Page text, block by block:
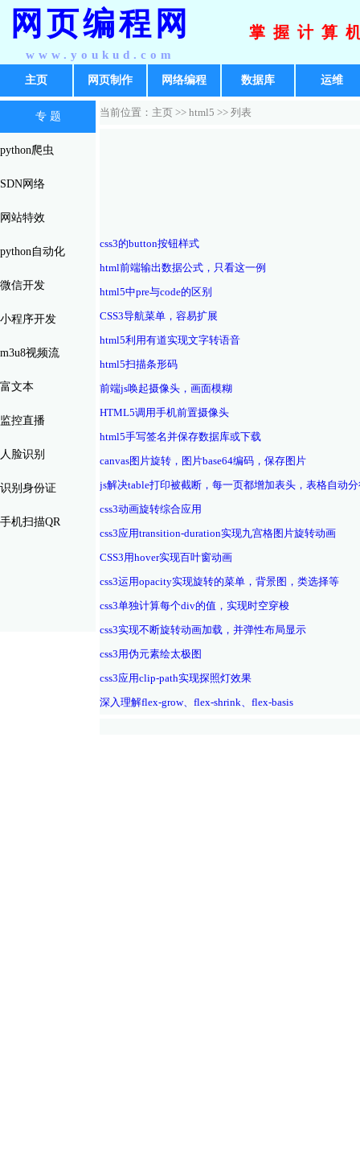
网页编程网
www.youkud.com
掌握计算
主页 网页制作 网络编程 数据库 运维
专 题
python爬虫
SDN网络
网站特效
python自动化
微信开发
小程序开发
m3u8视频流
富文本
监控直播
人脸识别
识别身份证
手机扫描QR
当前位置：主页 >> html5 >> 列表
css3的button按钮样式
html前端输出数据公式，只看这一例
html5中pre与code的区别
CSS3导航菜单，容易扩展
html5利用有道实现文字转语音
html5扫描条形码
前端js唤起摄像头，画面模糊
HTML5调用手机前置摄像头
html5手写签名并保存数据库或下载
canvas图片旋转，图片base64编码，保存图片
js解决table打印被截断，每一页都增加表头，表格自动
css3动画旋转综合应用
css3应用transition-duration实现九宫格图片旋转动画
CSS3用hover实现百叶窗动画
css3运用opacity实现旋转的菜单，背景图，类选择等
css3单独计算每个div的值，实现时空穿梭
css3实现不断旋转动画加载，并弹性布局显示
css3用伪元素绘太极图
css3应用clip-path实现探照灯效果
深入理解flex-grow、flex-shrink、flex-basis